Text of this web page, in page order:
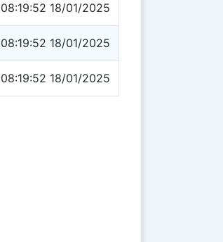
08:19:52 18/01/2025
08:19:52 18/01/2025
08:19:52 18/01/2025